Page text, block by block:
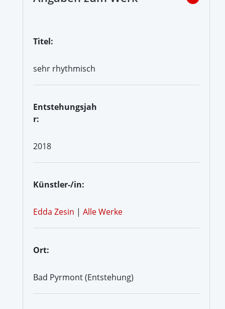
Titel:
sehr rhythmisch
Entstehungsjah
r:
2018
Künstler-/in:
Edda Zesin | Alle Werke
Ort:
Bad Pyrmont (Entstehung)